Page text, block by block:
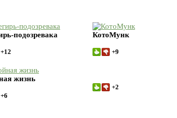
подозревака
+12
КотоМунк
+9
жизнь
+6
+2